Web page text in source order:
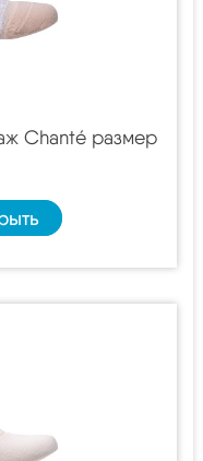
Chanté размер